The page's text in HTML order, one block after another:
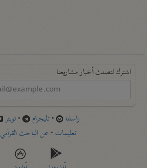
اشترك لتصلك أخبار مشاريعنا
راسلنا •تليجرام •تويتر
تعليمات •عن الباحث القرآني